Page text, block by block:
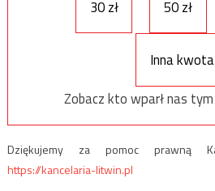
30 zł
50 zł
Inna kwota
Zobacz kto wparł nas tym
Dziękujemy za pomoc prawną
https://kancelaria-litwin.pl